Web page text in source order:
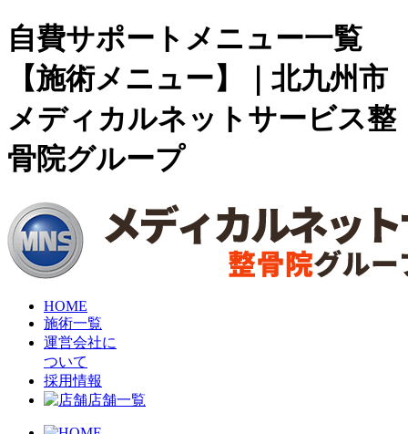
自費サポートメニュー一覧
【施術メニュー】｜北九州市
メディカルネットサービス整
骨院グループ
HOME
施術一覧
運営会社に
ついて
採用情報
店舗一覧